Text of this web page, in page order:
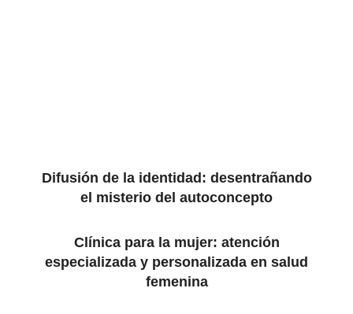
Difusión de la identidad: desentrañando
el misterio del autoconcepto
Clínica para la mujer: atención
especializada y personalizada en salud
femenina